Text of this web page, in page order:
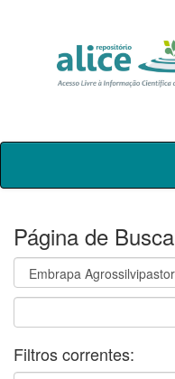
Skip
Página de Busca
Filtros correntes: